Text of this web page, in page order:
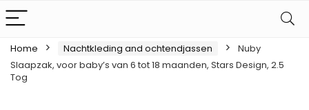
Home Nachtkleding and ochtendjassen
Nuby
Slaapzak, voor baby’s van 6 tot 18 maanden, Stars Design, 2.5
Tog